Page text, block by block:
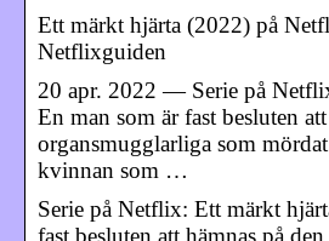
Ett märkt hjärta (2022) på
Netflixguiden
20 apr. 2022 — Serie på
En man som är fast besluten
organsmugglarliga som
kvinnan som …
Serie på Netflix: Ett märkt
fast besluten att hämnas på